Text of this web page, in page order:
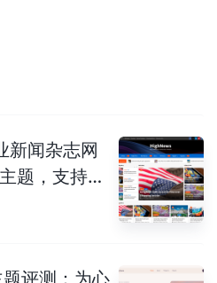
新闻杂志网
题，支持
评测：为心